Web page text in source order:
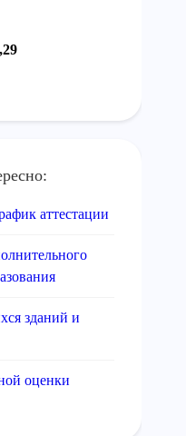
аттестации
зданий и
оценки